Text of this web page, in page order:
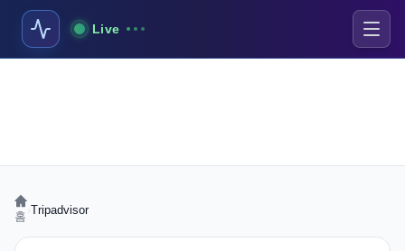
Live
홈 Tripadvisor